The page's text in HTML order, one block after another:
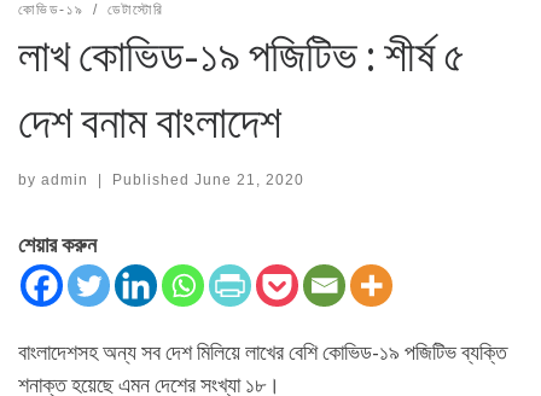
কোভিড-১৯ ডেটাস্টোরি
লাখ কোভিড-১৯ পজিটিভ : শীর্ষ ৫
দেশ বনাম বাংলাদেশ
by admin | Published June 21, 2020
শেয়ার করুন
বাংলাদেশসহ অন্য সব দেশ মিলিয়ে লাখের বেশি কোভিড-১৯ পজিটিভ ব্যক্তি
শনাক্ত হয়েছে এমন দেশের সংখ্যা ১৮।